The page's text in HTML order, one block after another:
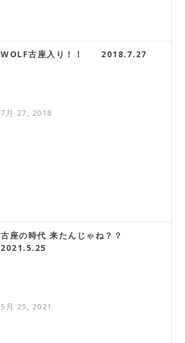
WOLF古座入り！！ 2018.7.27
7月 27, 2018
古座の時代 来たんじゃね？？
2021.5.25
5月 25, 2021